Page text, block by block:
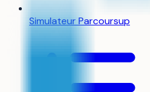
Simulateur Parcoursup